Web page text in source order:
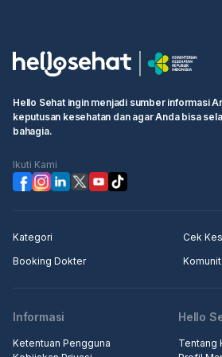
Hello Sehat ingin menjadi sumber informasi
keputusan kesehatan dan agar Anda bisa
bahagia.
Ikuti Kami
Kategori
Cek
Booking Dokter
Informasi
Ketentuan Pengguna
Hello
Tentang